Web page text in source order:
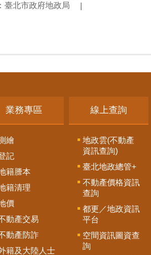
臺北市政府地政局
業務專區
繪
記
籍謄本
籍清理
價
動產交易
動產防詐
籍及大陸人士
線上查詢
地政雲(不動產
資訊查詢)
臺北地政總管+
不動產價格資訊
查詢
都更／地政資訊
平台
空間資訊圖資查
詢